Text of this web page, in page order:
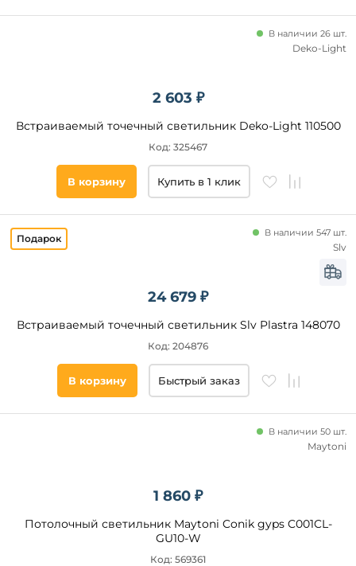
2 603 ₽
Встраиваемый точечный светильник Deko-Light 110500
В наличии 26 шт.
Код: 325467
Deko-Light
В корзину Купить в 1 клик
24 679 ₽
Встраиваемый точечный светильник Slv Plastra 148070
В наличии 547 шт.
Код: 204876
Slv
В корзину Быстрый заказ
1 860 ₽
Потолочный светильник Maytoni Conik gyps C001CL-
GU10-W
В наличии 50 шт.
Код: 569361
Maytoni